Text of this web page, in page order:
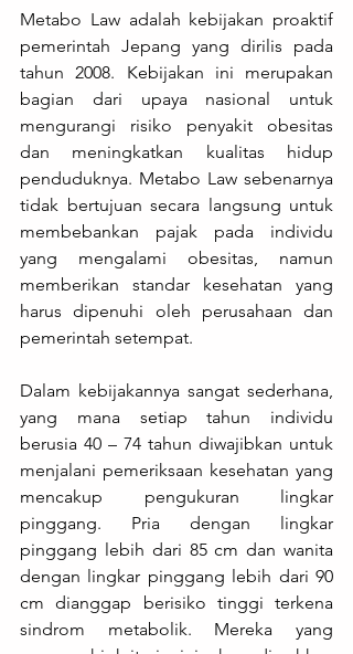
Metabo Law adalah kebijakan proaktif
pemerintah Jepang yang dirilis pada
tahun 2008. Kebijakan ini merupakan
bagian dari upaya nasional untuk
mengurangi risiko penyakit obesitas
dan meningkatkan kualitas hidup
penduduknya. Metabo Law sebenarnya
tidak bertujuan secara langsung untuk
membebankan pajak pada individu
yang mengalami obesitas, namun
memberikan standar kesehatan yang
harus dipenuhi oleh perusahaan dan
pemerintah setempat.
Dalam kebijakannya sangat sederhana,
yang mana setiap tahun individu
berusia 40 – 74 tahun diwajibkan untuk
menjalani pemeriksaan kesehatan yang
mencakup pengukuran lingkar
pinggang. Pria dengan lingkar
pinggang lebih dari 85 cm dan wanita
dengan lingkar pinggang lebih dari 90
cm dianggap berisiko tinggi terkena
sindrom metabolik. Mereka yang